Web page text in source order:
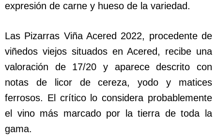
expresión de carne y hueso de la variedad.
Las Pizarras Viña Acered 2022, procedente de
viñedos viejos situados en Acered, recibe una
valoración de 17/20 y aparece descrito con
notas de licor de cereza, yodo y matices
ferrosos. El crítico lo considera probablemente
el vino más marcado por la tierra de toda la
gama.